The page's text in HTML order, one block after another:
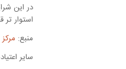
در این
استوار تر
منبع:
سایر